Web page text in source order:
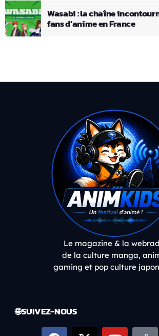
Wasabi : la chaîne
fans d’anime en France
Le magazine & la
de la culture manga,
gaming et pop culture
🌐 SUIVEZ-NOUS